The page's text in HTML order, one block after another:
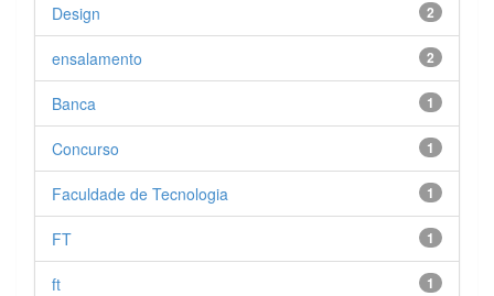
2
Design
2
ensalamento
1
Banca
1
Concurso
1
Faculdade de Tecnologia
1
FT
1
ft